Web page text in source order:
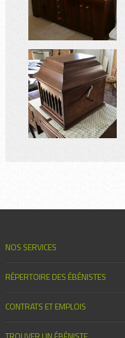
NOS SERVICES
RÉPERTOIRE DES ÉBÉNISTES
CONTRATS ET EMPLOIS